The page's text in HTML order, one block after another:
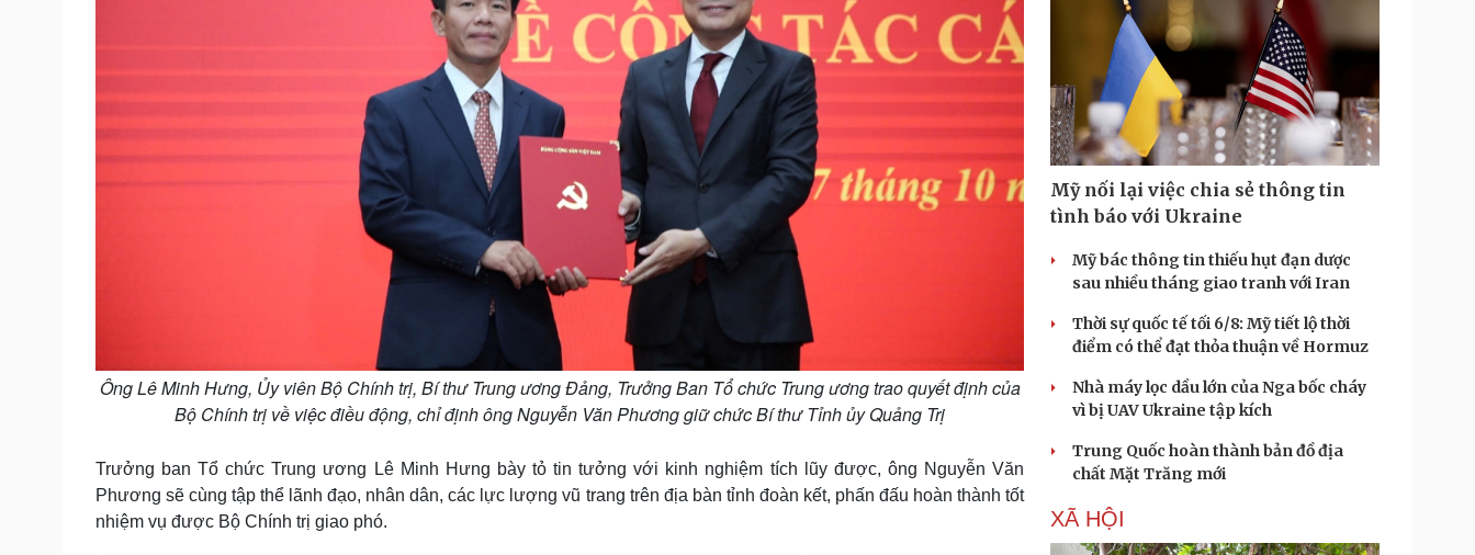
Ông Lê Minh Hưng, Ủy viên Bộ Chính trị, Bí thư Trung ương Đảng, Trưởng Ban Tổ chức Trung ương trao quyết định của
Bộ Chính trị về việc điều động, chỉ định ông Nguyễn Văn Phương giữ chức Bí thư Tỉnh ủy Quảng Trị
Trưởng ban Tổ chức Trung ương Lê Minh Hưng bày tỏ tin tưởng với kinh nghiệm tích lũy được, ông Nguyễn Văn
Phương sẽ cùng tập thể lãnh đạo, nhân dân, các lực lượng vũ trang trên địa bàn tỉnh đoàn kết, phấn đấu hoàn thành tốt
nhiệm vụ được Bộ Chính trị giao phó.
Mỹ nối lại việc chia sẻ thông tin
tình báo với Ukraine
Mỹ bác thông tin thiếu hụt đạn dược
sau nhiều tháng giao tranh với Iran
Thời sự quốc tế tối 6/8: Mỹ tiết lộ thời
điểm có thể đạt thỏa thuận về Hormuz
Nhà máy lọc dầu lớn của Nga bốc cháy
vì bị UAV Ukraine tập kích
Trung Quốc hoàn thành bản đồ địa
chất Mặt Trăng mới
XÃ HỘI